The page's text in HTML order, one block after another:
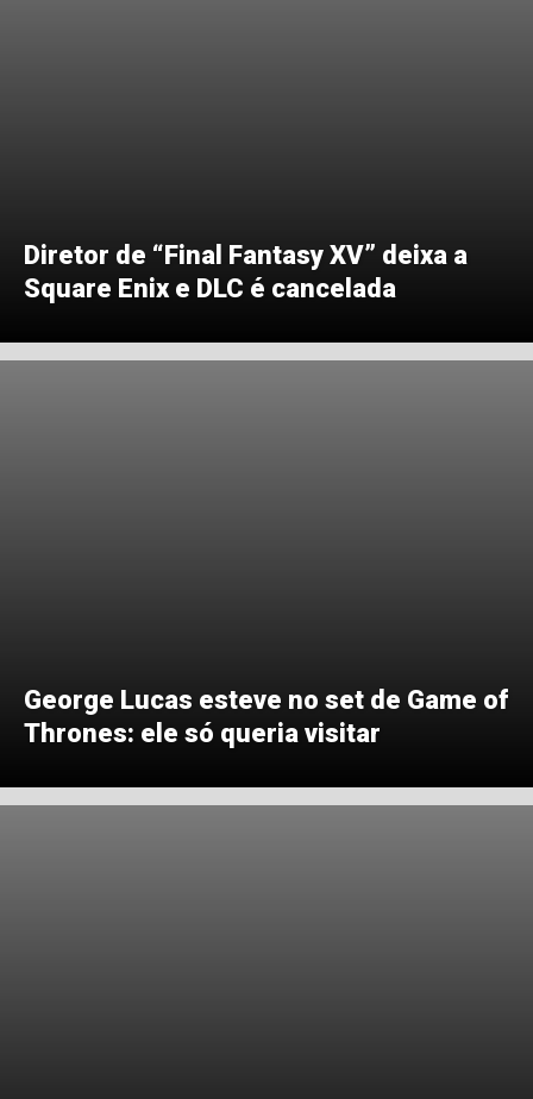
Diretor de “Final Fantasy XV” deixa a
Square Enix e DLC é cancelada
George Lucas esteve no set de Game of
Thrones: ele só queria visitar